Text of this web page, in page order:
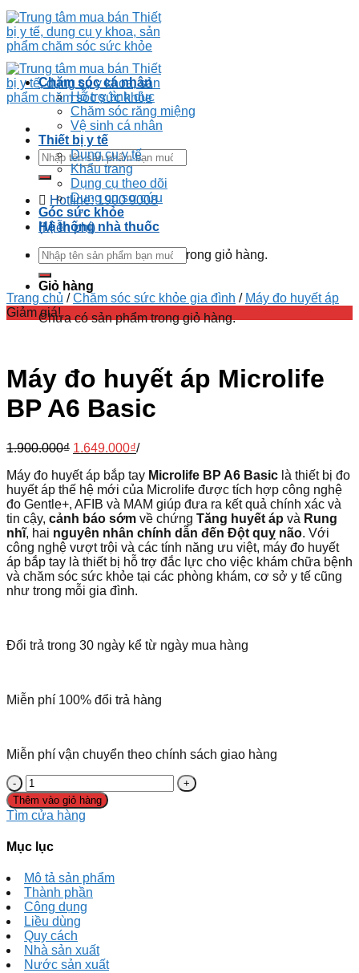
Hotline: 1900 9008
(Miễn phí)
Chưa có sản phẩm trong giỏ hàng.
Giỏ hàng
Chưa có sản phẩm trong giỏ hàng.
Chăm sóc cá nhân
Hỗ trợ tình dục
Chăm sóc răng miệng
Vệ sinh cá nhân
Thiết bị y tế
Dụng cụ y tế
Khẩu trang
Dụng cụ theo dõi
Dụng cụ sơ cứu
Góc sức khỏe
Hệ thống nhà thuốc
Trang chủ / Chăm sóc sức khỏe gia đình / Máy đo huyết áp
Giảm giá!
Máy đo huyết áp Microlife
BP A6 Basic
1.900.000₫ 1.649.000₫/
Máy đo huyết áp bắp tay Microlife BP A6 Basic là thiết bị đo
huyết áp thế hệ mới của Microlife được tích hợp công nghệ
đo Gentle+, AFIB và MAM giúp đưa ra kết quả chính xác và
tin cậy, cảnh báo sớm về chứng Tăng huyết áp và Rung
nhĩ, hai nguyên nhân chính dẫn đến Đột quỵ não. Với
công nghệ vượt trội và các tính năng ưu việt, máy đo huyết
áp bắp tay là thiết bị hỗ trợ đắc lực cho việc khám chữa bệnh
và chăm sóc sức khỏe tại các phòng khám, cơ sở y tế cũng
như trong mỗi gia đình.
Đổi trả trong 30 ngày kể từ ngày mua hàng
Miễn phí 100% đổi trả hàng
Miễn phí vận chuyển theo chính sách giao hàng
Thêm vào giỏ hàng
Tìm cửa hàng
Mục lục
Mô tả sản phẩm
Thành phần
Công dụng
Liều dùng
Quy cách
Nhà sản xuất
Nước sản xuất